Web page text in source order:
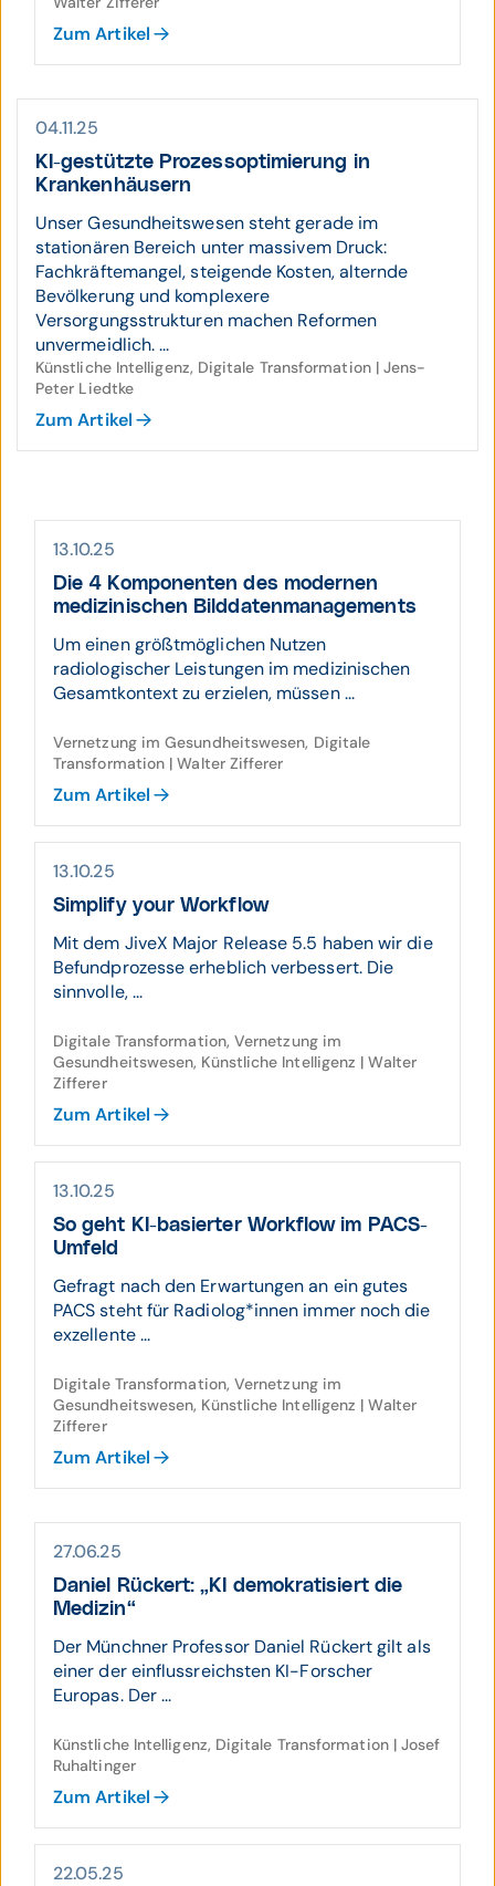
Zum Artikel
04.11.25
KI-gestützte Prozess­opti­mierung in
Kranken­häusern
Unser Gesundheitswesen steht gerade im
stationären Bereich unter massivem Druck:
Fachkräftemangel, steigende Kosten, alternde
Bevölkerung und komplexere
Versorgungsstrukturen machen Reformen
unvermeidlich. ...
Künstliche Intelligenz, Digitale Transformation | Jens-
Peter Liedtke
Zum Artikel
13.10.25
Die 4 Kompo­nenten des modernen
medizinischen Bilddaten­manage­ments
Um einen größtmöglichen Nutzen
radiologischer Leistungen im medizinischen
Gesamtkontext zu erzielen, müssen ...
Vernetzung im Gesundheitswesen, Digitale
Transformation | Walter Zifferer
Zum Artikel
13.10.25
Simplify your Workflow
Mit dem JiveX Major Release 5.5 haben wir die
Befundprozesse erheblich verbessert. Die
sinnvolle, ...
Digitale Transformation, Vernetzung im
Gesundheitswesen, Künstliche Intelligenz | Walter
Zifferer
Zum Artikel
13.10.25
So geht KI-basierter Workflow im PACS-
Umfeld
Gefragt nach den Erwartungen an ein gutes
PACS steht für Radiolog*innen immer noch die
exzellente ...
Digitale Transformation, Vernetzung im
Gesundheitswesen, Künstliche Intelligenz | Walter
Zifferer
Zum Artikel
27.06.25
Daniel Rückert: „KI demokratisiert die
Medizin“
Der Münchner Professor Daniel Rückert gilt als
einer der einflussreichsten KI-Forscher
Europas. Der ...
Künstliche Intelligenz, Digitale Transformation | Josef
Ruhaltinger
Zum Artikel
22.05.25